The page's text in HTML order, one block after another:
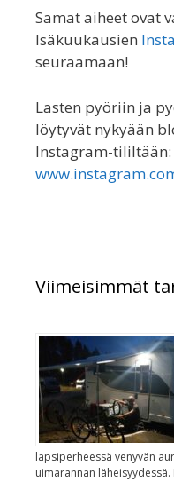
Samat aiheet ovat
Isäkuukausien
seuraamaan!
Lasten pyöriin ja
löytyvät nykyään
Instagram-tililtään:
Viimeisimmät
lapsiperheessä venyvän
uimarannan